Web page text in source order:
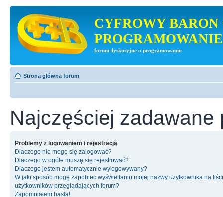
CYFROWY BARON
PROGRAMOWANIE
forum dyskusyjne o programowaniu
Strona główna forum
Najczęściej zadawane
Problemy z logowaniem i rejestracją
Dlaczego nie mogę się zalogować?
Dlaczego w ogóle muszę się rejestrować?
Dlaczego jestem automatycznie wylogowywany?
W jaki sposób mogę zapobiec wyświetlaniu mojej nazwy użytkownika na
użytkowników przeglądających forum?
Zapomniałem hasła!